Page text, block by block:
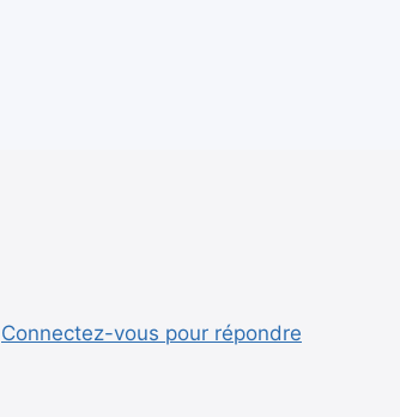
Connectez-vous pour répondre